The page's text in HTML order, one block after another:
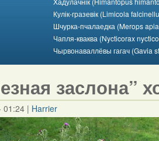
Кулік-гразевік (Limicola
Шчурка-пчалаедка (Merops
Чапля-кваква (Nycticorax
Чырвонаваллёвы гагач (Gavia
заслона”
01:24 | Harrier